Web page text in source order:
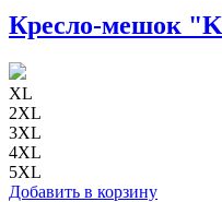
Кресло-мешок
XL
2XL
3XL
4XL
5XL
Добавить в корзину